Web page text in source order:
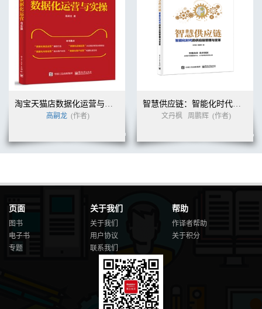
淘宝天猫店数据化运营与实操
高嗣龙 (作者)
智慧供应链：智能化时代的供应链管理与变革
文丹枫 周鹏辉 (作者)
页面
图书
电子书
专题
关于我们
关于我们
用户协议
联系我们
帮助
作译者帮助
关于积分